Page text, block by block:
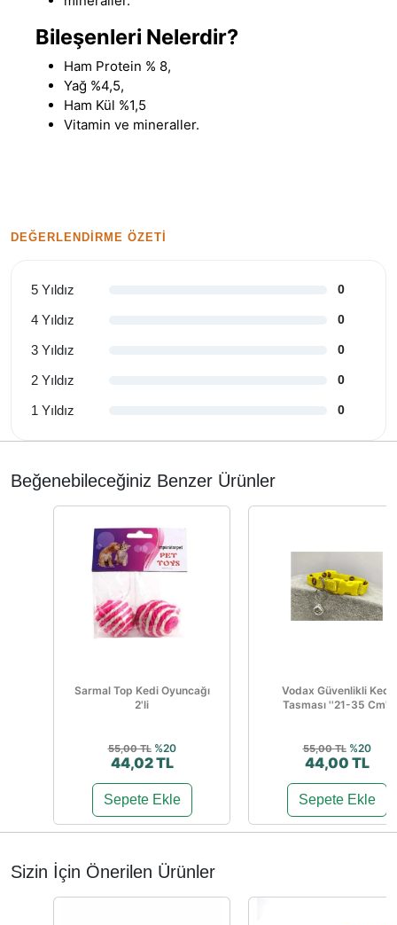
Bileşenleri Nelerdir?
Ham Protein % 8,
Yağ %4,5,
Ham Kül %1,5
Vitamin ve mineraller.
DEĞERLENDIRME ÖZETI
5 Yıldız 0
4 Yıldız 0
3 Yıldız 0
2 Yıldız 0
1 Yıldız 0
Beğenebileceğiniz Benzer Ürünler
Sarmal Top Kedi Oyuncağı
2'li
55,00 TL %20
44,02 TL
Sepete Ekle
Vodax Güvenlikli Kedi
Tasması ''21-35 Cm''
55,00 TL %20
44,00 TL
Sepete Ekle
Sizin İçin Önerilen Ürünler